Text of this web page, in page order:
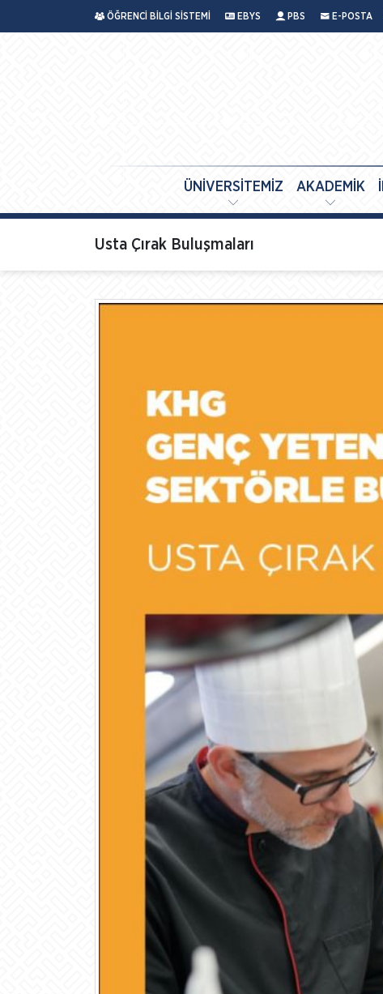
ÖĞRENCİ BİLGİ SİSTEMİ EBYS PBS E-POSTA
ÜNİVERSİTEMİZ AKADEMİK
Usta Çırak Buluşmaları